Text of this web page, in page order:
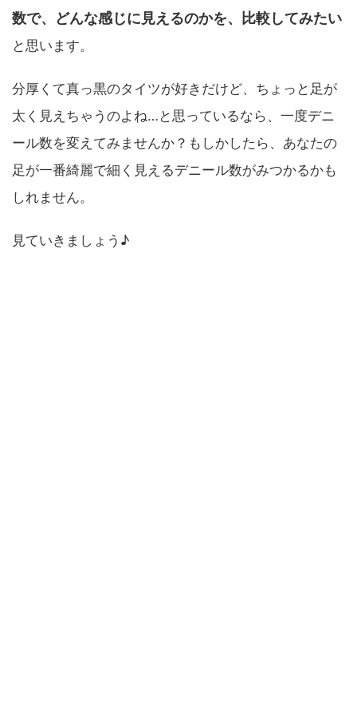
数で、どんな感じに見えるのかを、比較してみたい
と思います。
分厚くて真っ黒のタイツが好きだけど、ちょっと足が
太く見えちゃうのよね…と思っているなら、一度デニ
ール数を変えてみませんか？もしかしたら、あなたの
足が一番綺麗で細く見えるデニール数がみつかるかも
しれません。
見ていきましょう♪